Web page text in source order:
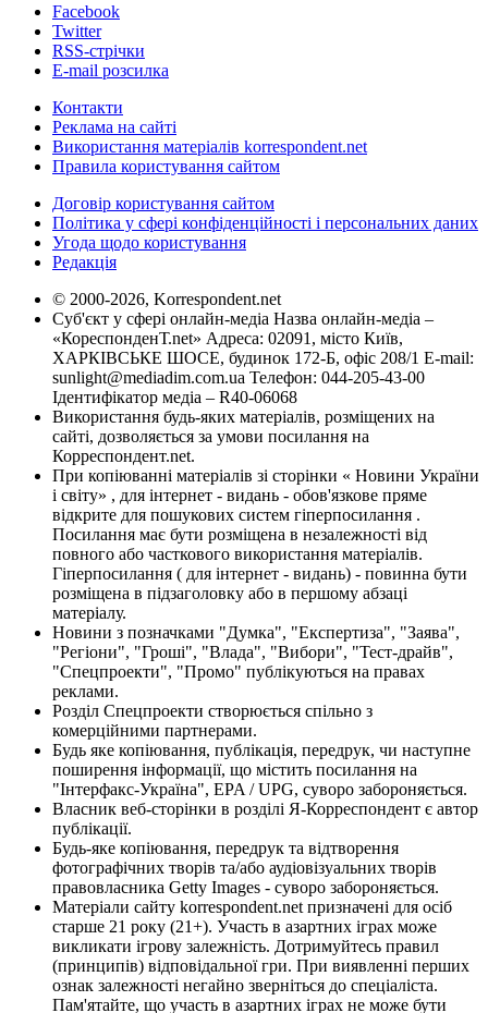
Facebook
Twitter
RSS-стрічки
E-mail розсилка
Контакти
Реклама на сайті
Використання матеріалів korrespondent.net
Правила користування сайтом
Договір користування сайтом
Політика у сфері конфіденційності і персональних даних
Угода щодо користування
Редакція
© 2000-2026, Korrespondent.net
Суб'єкт у сфері онлайн-медіа Назва онлайн-медіа –
«КореспонденТ.net» Адреса: 02091, місто Київ,
ХАРКІВСЬКЕ ШОСЕ, будинок 172-Б, офіс 208/1 E-mail:
sunlight@mediadim.com.ua Телефон: 044-205-43-00
Ідентифікатор медіа – R40-06068
Використання будь-яких матеріалів, розміщених на
сайті, дозволяється за умови посилання на
Корреспондент.net.
При копіюванні матеріалів зі сторінки « Новини України
і світу» , для інтернет - видань - обов'язкове пряме
відкрите для пошукових систем гіперпосилання .
Посилання має бути розміщена в незалежності від
повного або часткового використання матеріалів.
Гіперпосилання ( для інтернет - видань) - повинна бути
розміщена в підзаголовку або в першому абзаці
матеріалу.
Новини з позначками "Думка", "Експертиза", "Заява",
"Регіони", "Гроші", "Влада", "Вибори", "Тест-драйв",
"Спецпроекти", "Промо" публікуються на правах
реклами.
Розділ Спецпроекти створюється спільно з
комерційними партнерами.
Будь яке копіювання, публікація, передрук, чи наступне
поширення інформації, що містить посилання на
"Інтерфакс-Україна", EPA / UPG, суворо забороняється.
Власник веб-сторінки в розділі Я-Корреспондент є автор
публікації.
Будь-яке копіювання, передрук та відтворення
фотографічних творів та/або аудіовізуальних творів
правовласника Getty Images - суворо забороняється.
Матеріали сайту korrespondent.net призначені для осіб
старше 21 року (21+). Участь в азартних іграх може
викликати ігрову залежність. Дотримуйтесь правил
(принципів) відповідальної гри. При виявленні перших
ознак залежності негайно зверніться до спеціаліста.
Пам'ятайте, що участь в азартних іграх не може бути